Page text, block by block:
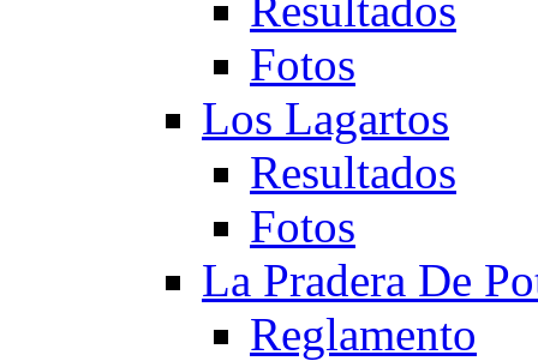
Fotos
Los Lagartos
Resultados
Fotos
La Pradera De
Reglamento